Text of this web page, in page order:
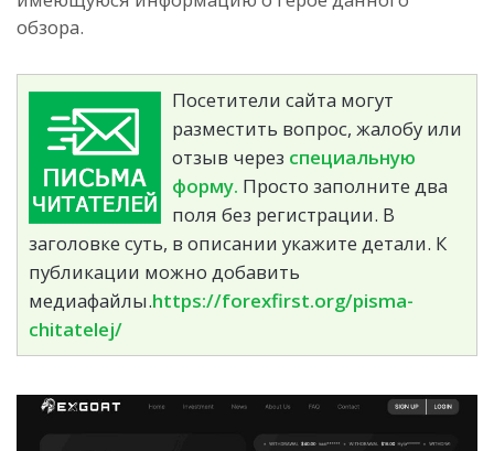
обзора.
Посетители сайта могут
разместить вопрос, жалобу или
отзыв через специальную
форму. Просто заполните два
поля без регистрации. В
заголовке суть, в описании укажите детали. К
публикации можно добавить
медиафайлы.https://forexfirst.org/pisma-
chitatelej/